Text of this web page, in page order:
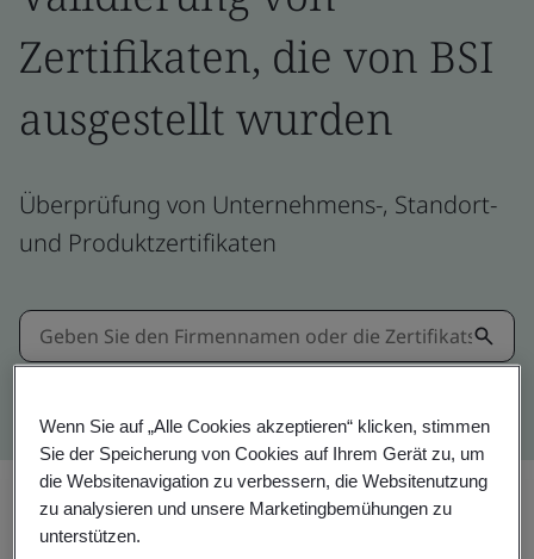
Zertifikaten, die von BSI
ausgestellt wurden
Überprüfung von Unternehmens-, Standort-
und Produktzertifikaten
BSI Zertifizierungs- und
Wenn Sie auf „Alle Cookies akzeptieren“ klicken, stimmen
Sie der Speicherung von Cookies auf Ihrem Gerät zu, um
die Websitenavigation zu verbessern, die Websitenutzung
zu analysieren und unsere Marketingbemühungen zu
unterstützen.